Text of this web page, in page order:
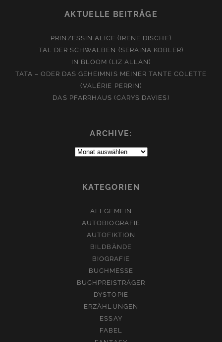
AKTUELLE BEITRÄGE
PRINZESSIN ALICE (IRENE DISCHE)
TAL DER SCHWALBEN (SERAINA KOBLER)
IN BLOOM (LIZ ALLAN)
TATA – ODER DAS GEHEIMNIS MEINER TANTE COLETTE
(VALÉRIE PERRIN)
DAS PFARRHAUS (CARYS DAVIES)
ARCHIVE:
Archive:
KATEGORIEN
ALLGEMEIN
AUTOBIOGRAFIE
AUTOFIKTION
BILDBÄNDE
BIOGRAFIE
BUCHMESSE
BUCHPREISTRÄGER
DYSTOPIE
ERZÄHLUNGEN
ESSAY
FABEL